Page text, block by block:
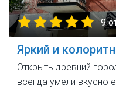
9
Яркий и
Открыть древний
всегда умели вкусно